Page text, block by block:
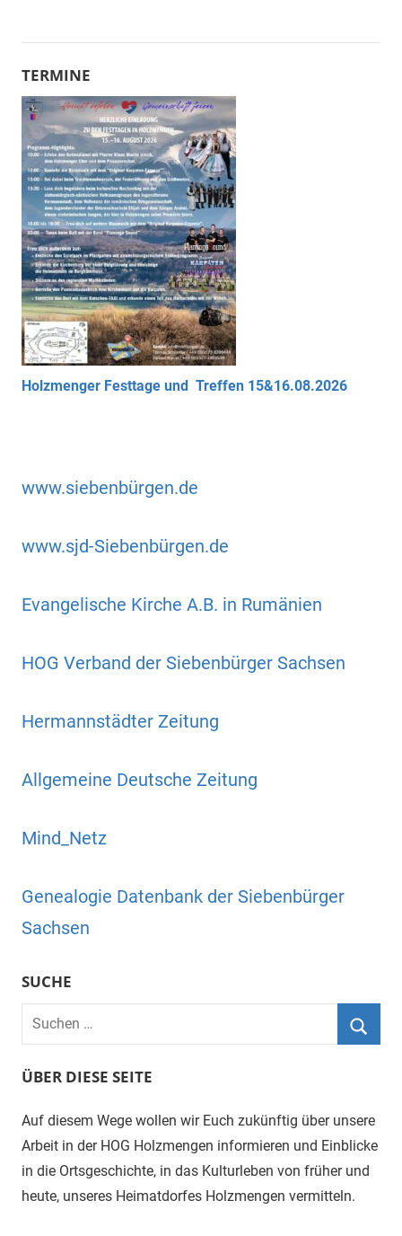
TERMINE
Holzmenger Festtage und Treffen 15&16.08.2026
www.siebenbürgen.de
www.sjd-Siebenbürgen.de
Evangelische Kirche A.B. in Rumänien
HOG Verband der Siebenbürger Sachsen
Hermannstädter Zeitung
Allgemeine Deutsche Zeitung
Mind_Netz
Genealogie Datenbank der Siebenbürger
Sachsen
SUCHE
Suchen
nach:
ÜBER DIESE SEITE
Auf diesem Wege wollen wir Euch zukünftig über unsere
Arbeit in der HOG Holzmengen informieren und Einblicke
in die Ortsgeschichte, in das Kulturleben von früher und
heute, unseres Heimatdorfes Holzmengen vermitteln.